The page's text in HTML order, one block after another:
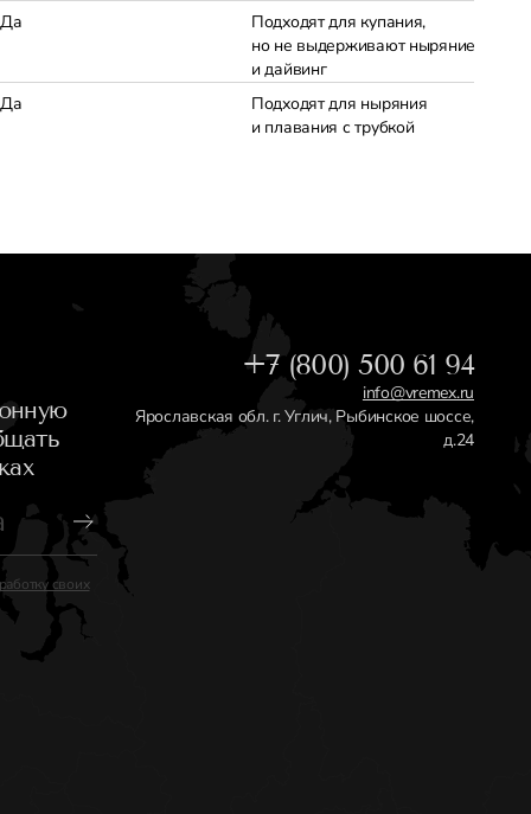
Да
Подходят для купания,
но не выдерживают ныряние
и дайвинг
Да
Подходят для ныряния
и плавания с трубкой
своих
+7 (800) 500 61 94
info@vremex.ru
Ярославская обл. г. Углич, Рыбинское шоссе,
д.24